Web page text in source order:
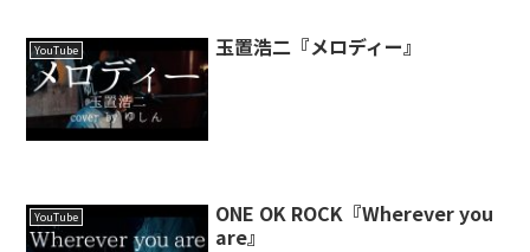
YouTube 玉置浩二『メロディー』
YouTube
ONE OK ROCK『Wherever you
are』